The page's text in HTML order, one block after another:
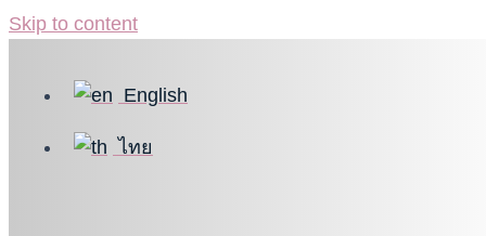
Skip to content
English
ไทย